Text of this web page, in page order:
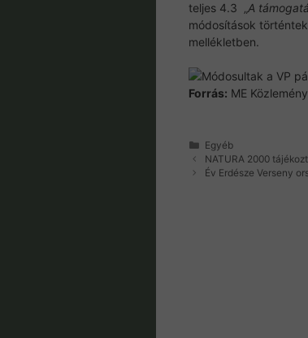
teljes 4.3 „A
módosítások
mellékletben.
Forrás: ME
Kategória
Egyéb
NATURA 2000
Év Erdésze Verseny